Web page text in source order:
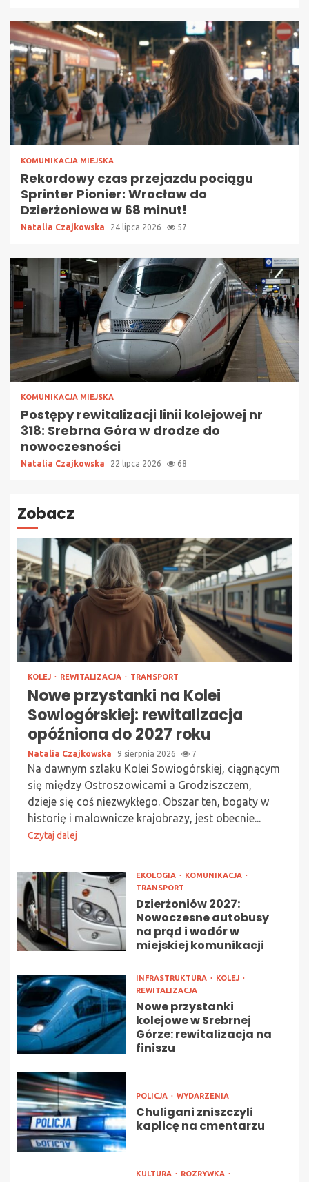
KOMUNIKACJA MIEJSKA
Rekordowy czas przejazdu pociągu
Sprinter Pionier: Wrocław do
Dzierżoniowa w 68 minut!
Natalia Czajkowska 24 lipca 2026 57
KOMUNIKACJA MIEJSKA
Postępy rewitalizacji linii kolejowej nr
318: Srebrna Góra w drodze do
nowoczesności
Natalia Czajkowska 22 lipca 2026 68
Zobacz
KOLEJ REWITALIZACJA TRANSPORT
Nowe przystanki na Kolei
Sowiogórskiej: rewitalizacja
opóźniona do 2027 roku
Natalia Czajkowska 9 sierpnia 2026 7
Na dawnym szlaku Kolei Sowiogórskiej, ciągnącym
się między Ostroszowicami a Grodziszczem,
dzieje się coś niezwykłego. Obszar ten, bogaty w
historię i malownicze krajobrazy, jest obecnie...
Czytaj dalej
EKOLOGIA
KOMUNIKACJA
TRANSPORT
Dzierżoniów 2027:
Nowoczesne autobusy
na prąd i wodór w
miejskiej komunikacji
INFRASTRUKTURA
KOLEJ
REWITALIZACJA
Nowe przystanki
kolejowe w Srebrnej
Górze: rewitalizacja na
finiszu
POLICJA WYDARZENIA
Chuligani zniszczyli
kaplicę na cmentarzu
KULTURA
ROZRYWKA